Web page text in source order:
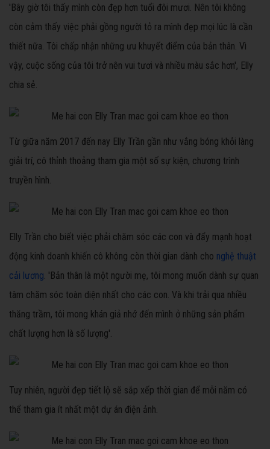
'Bây giờ tôi thấy mình còn đẹp hơn tuổi đôi mươi. Nên tôi không
còn cảm thấy việc phải gồng người tỏ ra mình đẹp mọi lúc là cần
thiết nữa. Tôi chấp nhận những ưu khuyết điểm của bản thân. Vì
vậy, cuộc sống của tôi trở nên vui tươi và nhiều màu sắc hơn', Elly
chia sẻ.
Từ giữa năm 2017 đến nay Elly Trần gần như vắng bóng khỏi làng
giải trí, cô thỉnh thoảng tham gia một số sự kiện, chương trình
truyền hình.
Elly Trần cho biết việc phải chăm sóc các con và đẩy mạnh hoạt
động kinh doanh khiến cô không còn thời gian dành cho nghệ thuật
cải lương. 'Bản thân là một người mẹ, tôi mong muốn dành sự quan
tâm chăm sóc toàn diện nhất cho các con. Và khi trải qua nhiều
thăng trầm, tôi mong khán giả nhớ đến mình ở những sản phẩm
chất lượng hơn là số lượng'.
Tuy nhiên, người đẹp tiết lộ sẽ sắp xếp thời gian để mỗi năm có
thể tham gia ít nhất một dự án điện ảnh.